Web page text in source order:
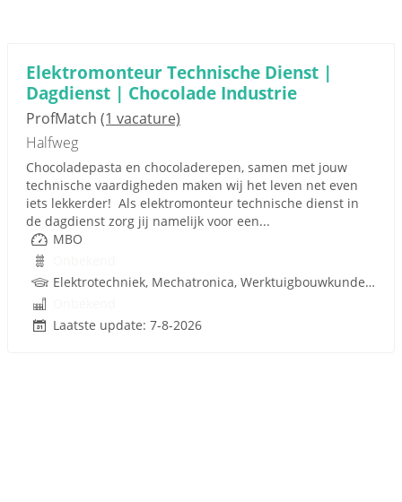
Elektromonteur Technische Dienst |
Dagdienst | Chocolade Industrie
ProfMatch (1 vacature)
Halfweg
Chocoladepasta en chocoladerepen, samen met jouw
technische vaardigheden maken wij het leven net even
iets lekkerder! Als elektromonteur technische dienst in
de dagdienst zorg jij namelijk voor een...
MBO
Elektrotechniek, Mechatronica, Werktuigbouwkunde, Besturingstechniek, Techniek
Laatste update: 7-8-2026